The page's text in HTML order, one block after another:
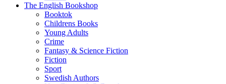
The English Bookshop
Booktok
Childrens Books
Young Adults
Crime
Fantasy & Science Fiction
Fiction
Sport
Swedish Authors